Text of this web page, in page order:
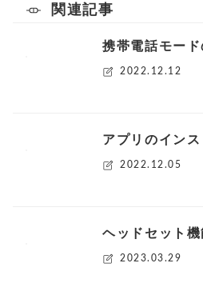
関連記事
携帯電話モー
2022.12.12
アプリのイン
2022.12.05
ヘッドセット機
2023.03.29